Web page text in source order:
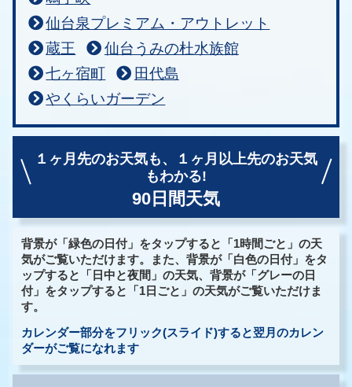
仙台泉プレミアム・アウトレット
蔵王
仙台うみの杜水族館
七ヶ宿町
田代島
やくらいガーデン
１ヶ月先のお天気も、
１ヶ月以上先のお天気
もわかる!
90日間天気
背景が「緑色の日付」をタップすると「1時間ごと」の天
気がご覧いただけます。また、背景が「白色の日付」をタ
ップすると「日中と夜間」の天気、背景が「グレーの日
付」をタップすると「1日ごと」の天気がご覧いただけま
す。
カレンダー部分をフリック(スライド)すると翌月のカレン
ダーがご覧になれます